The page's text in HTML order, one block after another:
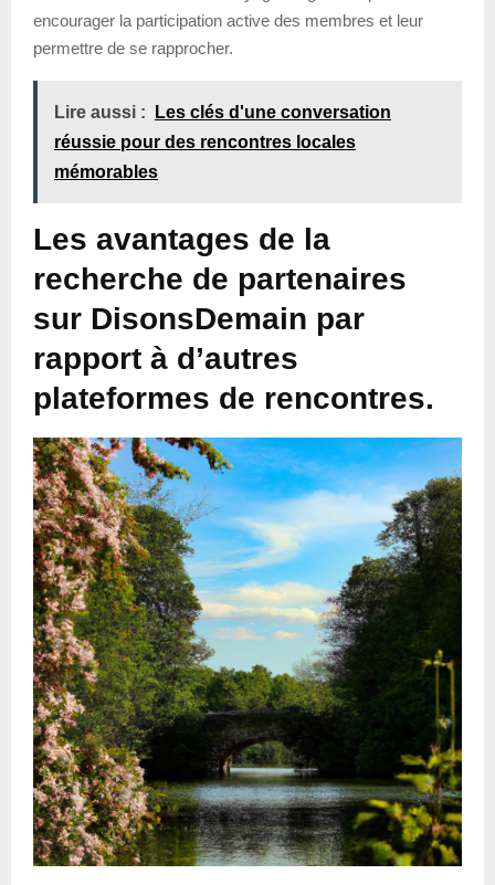
encourager la participation active des membres et leur
permettre de se rapprocher.
Lire aussi :
Les clés d'une conversation
réussie pour des rencontres locales
mémorables
Les avantages de la
recherche de partenaires
sur DisonsDemain par
rapport à d’autres
plateformes de rencontres.